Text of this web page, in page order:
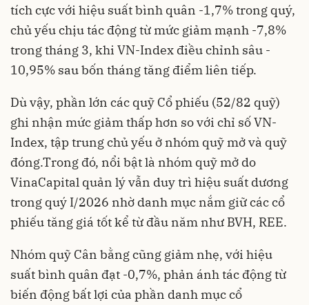
tích cực với hiệu suất bình quân -1,7% trong quý,
chủ yếu chịu tác động từ mức giảm mạnh -7,8%
trong tháng 3, khi VN-Index điều chỉnh sâu -
10,95% sau bốn tháng tăng điểm liên tiếp.
Dù vậy, phần lớn các quỹ Cổ phiếu (52/82 quỹ)
ghi nhận mức giảm thấp hơn so với chỉ số VN-
Index, tập trung chủ yếu ở nhóm quỹ mở và quỹ
đóng.Trong đó, nổi bật là nhóm quỹ mở do
VinaCapital quản lý vẫn duy trì hiệu suất dương
trong quý I/2026 nhờ danh mục nắm giữ các cổ
phiếu tăng giá tốt kể từ đầu năm như BVH, REE.
Nhóm quỹ Cân bằng cũng giảm nhẹ, với hiệu
suất bình quân đạt -0,7%, phản ánh tác động từ
biến động bất lợi của phần danh mục cổ